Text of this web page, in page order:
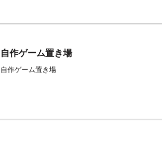
自作ゲーム置き場
自作ゲーム置き場